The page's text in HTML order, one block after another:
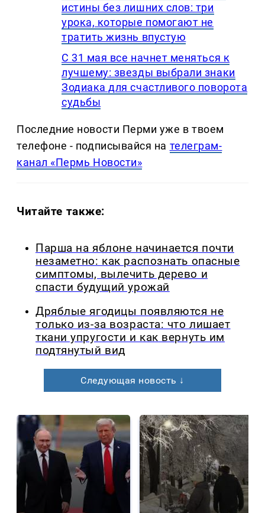
истины без лишних слов: три
урока, которые помогают не
тратить жизнь впустую
С 31 мая все начнет меняться к
лучшему: звезды выбрали знаки
Зодиака для счастливого поворота
судьбы
Последние новости Перми уже в твоем
телефоне - подписывайся на телеграм-
канал «Пермь Новости»
Читайте также:
Парша на яблоне начинается почти
незаметно: как распознать опасные
симптомы, вылечить дерево и
спасти будущий урожай
Дряблые ягодицы появляются не
только из-за возраста: что лишает
ткани упругости и как вернуть им
подтянутый вид
Следующая новость ↓